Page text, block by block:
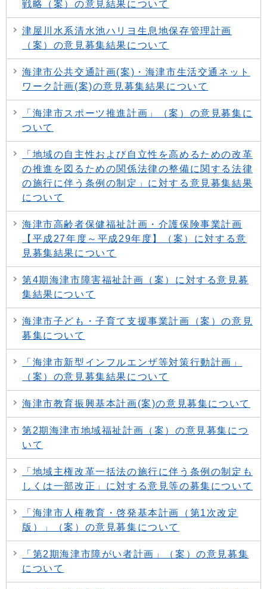
戦略（案）の意見結果について
津屋川水系清水池ハリヨ生息地保存管理計画
（案）の意見募集結果について
海津市公共交通計画(案)・海津市生活交通ネット
ワーク計画(案)の意見募集結果について
「海津市スポーツ推進計画」（案）の意見募集に
ついて
「地域の自主性および自立性を高めるための改革
の推進を図るための関係法律の整備に関する法律
の施行に伴う条例の制定」に対する意見募集結果
について
海津市高齢者保健福祉計画・介護保険事業計画
【平成27年度～平成29年度】（案）に対する意
見募集結果について
第4期海津市障害福祉計画（案）に対する意見募
集結果について
海津市子ども・子育て支援事業計画（案）の意見
募集について
「海津市新型インフルエンザ等対策行動計画」
（案）の意見募集結果について
海津市教育振興基本計画(案)の意見募集について
第2期海津市地域福祉計画（案）の意見募集につ
いて
「地域主権改革一括法の施行に伴う条例の制定も
しくは一部改正」に対する意見等の募集について
「海津市人権教育・啓発基本計画（第1次改定
版）」（案）の意見募集について
「第2期海津市障がい者計画」（案）の意見募集
について